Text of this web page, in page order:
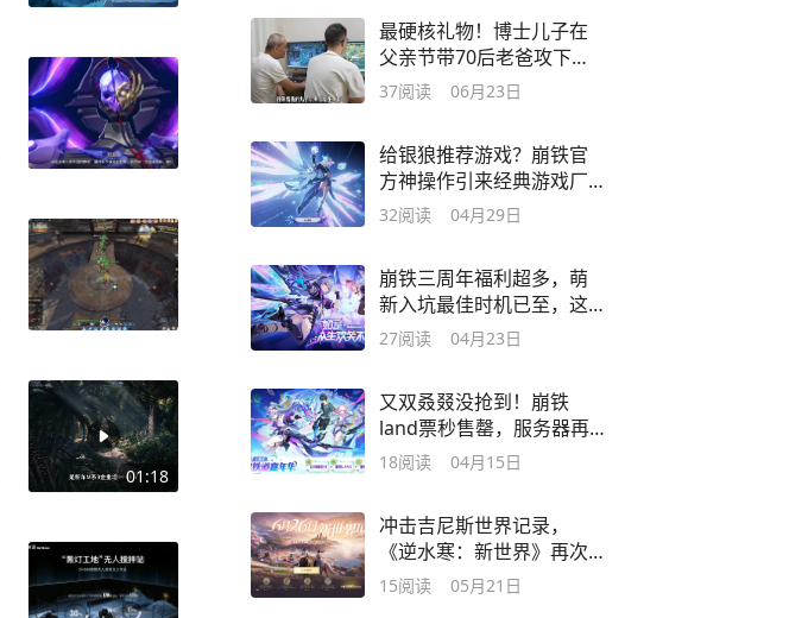
01:18
最硬核礼物！博士儿子在
父亲节带70后老爸攻下敌
盟
37阅读 06月23日
给银狼推荐游戏？崩铁官
方神操作引来经典游戏厂
商轮番自荐
32阅读 04月29日
崩铁三周年福利超多，萌
新入坑最佳时机已至，这
份新手指南收好
27阅读 04月23日
又双叒叕没抢到！崩铁
land票秒售罄，服务器再
度上演原地去世
18阅读 04月15日
冲击吉尼斯世界记录，
《逆水寒：新世界》再次
站到了悬崖边上
15阅读 05月21日